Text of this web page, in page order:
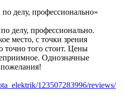
делу, профессионально»
делу, профессионально.
место, с точки зрения
точно того стоит. Цены
Однозначные
123507283996/reviews/